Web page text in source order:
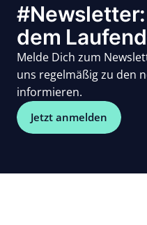
dem
Melde Dich zum
uns regelmäßig zu den
informieren.
Jetzt anmelden